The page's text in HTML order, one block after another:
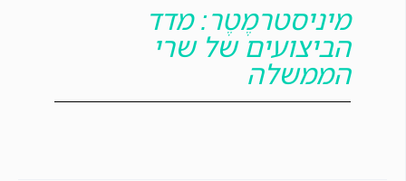
מיניסטרמֶטֶר: מדד
הביצועים של שרי
הממשלה